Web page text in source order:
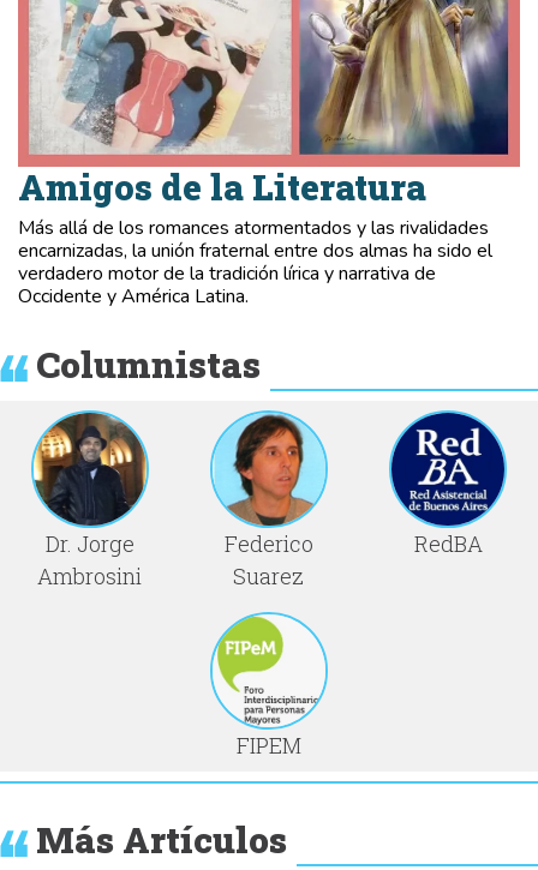
Amigos de la Literatura
Más allá de los romances atormentados y las rivalidades
encarnizadas, la unión fraternal entre dos almas ha sido el
verdadero motor de la tradición lírica y narrativa de
Occidente y América Latina.
Columnistas
Dr. Jorge
Ambrosini
Federico
Suarez
RedBA
FIPEM
Más Artículos